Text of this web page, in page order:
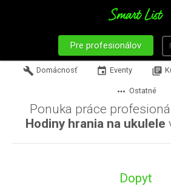
Pre profesionálov
build Domácnosť event Eventy library_books
more_horiz Ostatné
Ponuka práce
Hodiny hrania na ukulele
Dopyt